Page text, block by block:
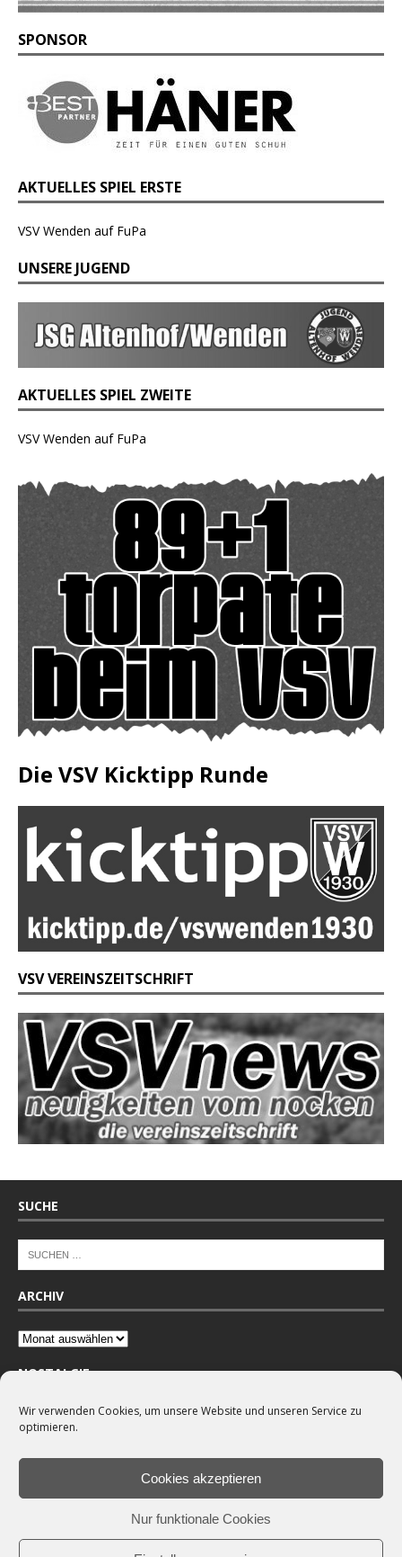
Wir verwenden Cookies, um unsere Website und unseren Service zu
optimieren.
Cookies akzeptieren
Nur funktionale Cookies
SPONSOR
AKTUELLES SPIEL ERSTE
VSV Wenden auf FuPa
UNSERE JUGEND
AKTUELLES SPIEL ZWEITE
VSV Wenden auf FuPa
Die VSV Kicktipp Runde
VSV VEREINSZEITSCHRIFT
SUCHE
ARCHIV
NOSTALGIE